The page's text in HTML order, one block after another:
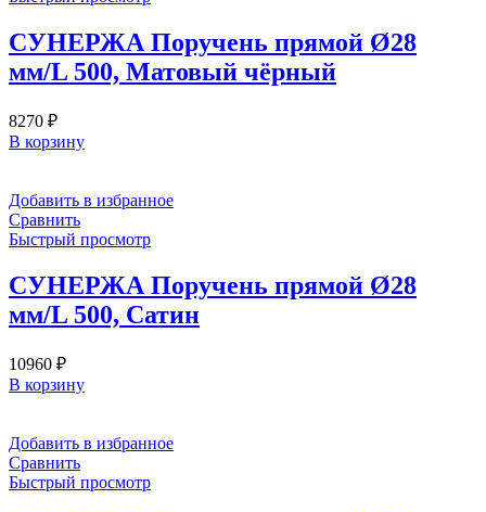
СУНЕРЖА Поручень прямой Ø28
мм/L 500, Матовый чёрный
8270 ₽
В корзину
Добавить в избранное
Сравнить
Быстрый просмотр
СУНЕРЖА Поручень прямой Ø28
мм/L 500, Сатин
10960 ₽
В корзину
Добавить в избранное
Сравнить
Быстрый просмотр